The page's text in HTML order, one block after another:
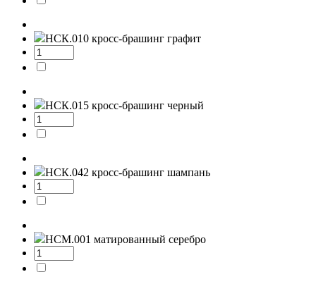
НСК.010 кросс-брашинг графит
НСК.015 кросс-брашинг черный
НСК.042 кросс-брашинг шампань
НСМ.001 матированный серебро